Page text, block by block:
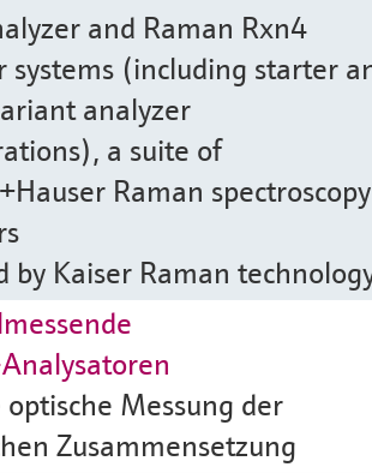
and Raman Rxn4
systems (including starter
analyzer
a suite of
Raman spectroscopy
by Kaiser Raman
optische Messung der
Zusammensetzung